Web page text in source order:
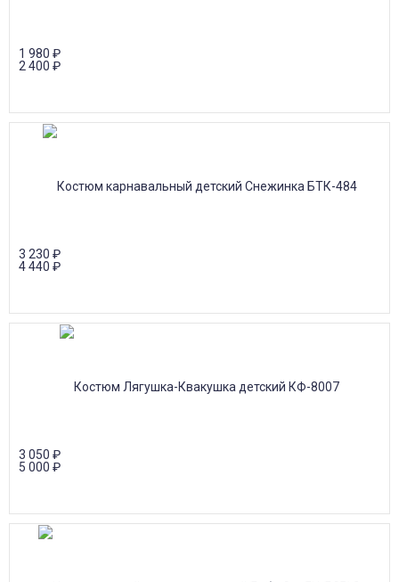
1 980 ₽
2 400 ₽
3 230 ₽
4 440 ₽
3 050 ₽
5 000 ₽